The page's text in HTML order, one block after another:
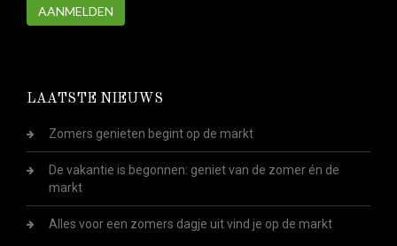
AANMELDEN
LAATSTE NIEUWS
Zomers genieten begint op de markt
De vakantie is begonnen: geniet van de zomer én de
markt
Alles voor een zomers dagje uit vind je op de markt